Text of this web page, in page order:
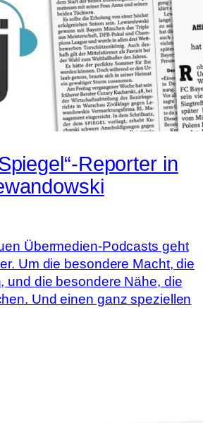
Reporter in
Übermedien-Podcasts geht
Um die besondere Macht, die
und die besondere Nähe, die
Und einen ganz speziellen